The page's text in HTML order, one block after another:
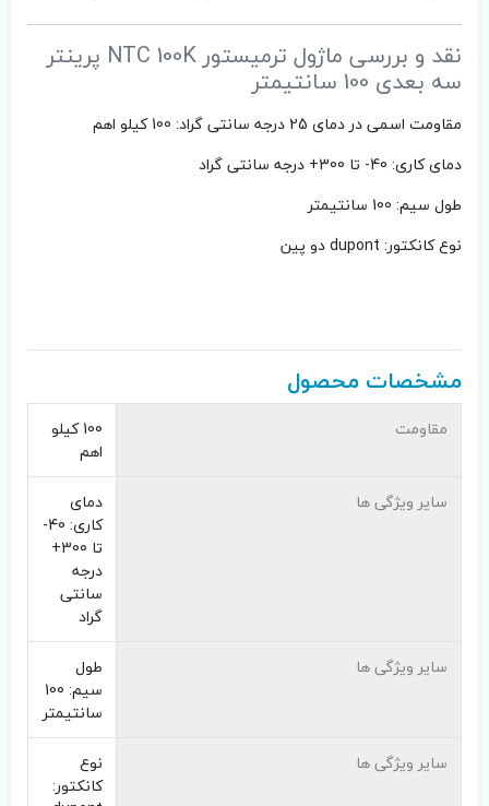
نقد و بررسی ماژول ترمیستور NTC 100K پرینتر
سه بعدی 100 سانتیمتر
مقاومت اسمی در دمای 25 درجه سانتی گراد: 100 کیلو اهم
دمای کاری: 40- تا 300+ درجه سانتی گراد
طول سیم: 100 سانتیمتر
نوع کانکتور: dupont دو پین
مشخصات محصول
مقاومت
100 کیلو
اهم
سایر ویژگی ها
دمای
کاری: 40-
تا 300+
درجه
سانتی
گراد
سایر ویژگی ها
طول
سیم: 100
سانتیمتر
سایر ویژگی ها
نوع
کانکتور: